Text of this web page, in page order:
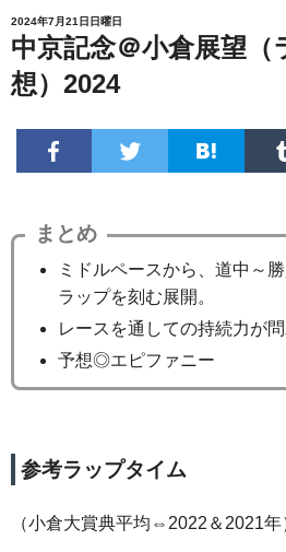
2024年7月21日日曜日
中京記念＠小倉展望（
想）2024
まとめ
ミドルペースから、道中～
ラップを刻む展開。
レースを通しての持続力が問
予想◎エピファニー
参考ラップタイム
（小倉大賞典平均⇔2022＆2021年